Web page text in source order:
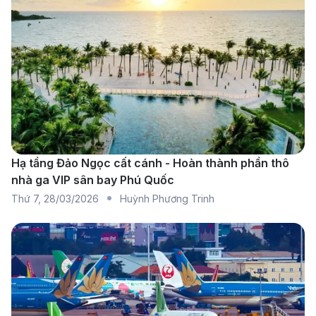
Hãng All Nippon Airways nổi bật với không gian rộng
rãi, dịch vụ chất lượng cao (Nguồn: Internet)
Hạ tầng Đảo Ngọc cất cánh - Hoàn thành phần thô
nhà ga VIP sân bay Phú Quốc
Thứ 7, 28/03/2026 Huỳnh Phương Trinh